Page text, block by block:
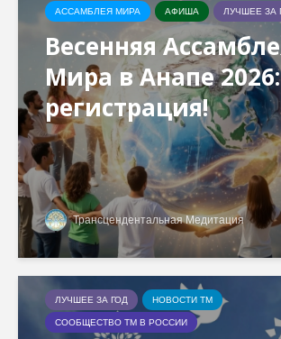
АССАМБЛЕЯ МИРА АФИША ЛУЧШЕЕ ЗА
Весенняя
Мира в Анапе 2026:
регистрация!
Трансцендентальная Медитация
ЛУЧШЕЕ ЗА ГОД НОВОСТИ ТМ
СООБЩЕСТВО ТМ В РОССИИ